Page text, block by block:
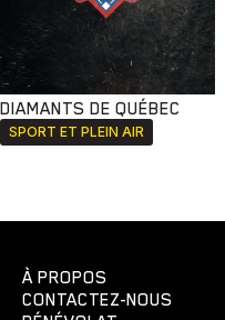
DIAMANTS DE QUÉBEC
SPORT ET PLEIN AIR
À PROPOS
CONTACTEZ-NOUS